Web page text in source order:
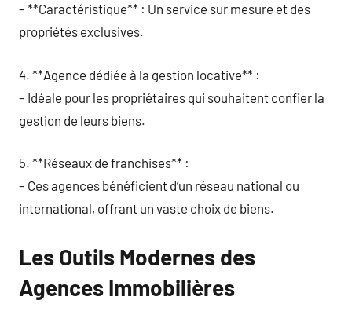
– **Caractéristique** : Un service sur mesure et des
propriétés exclusives.
4. **Agence dédiée à la gestion locative** :
– Idéale pour les propriétaires qui souhaitent confier la
gestion de leurs biens.
5. **Réseaux de franchises** :
– Ces agences bénéficient d’un réseau national ou
international, offrant un vaste choix de biens.
Les Outils Modernes des
Agences Immobilières